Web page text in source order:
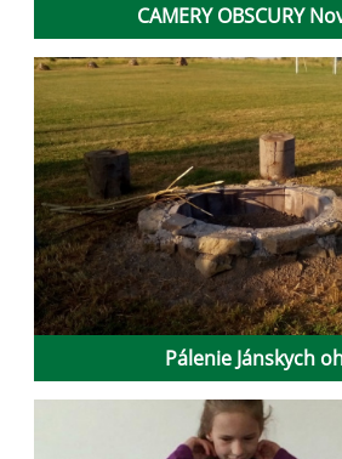
CAMERY OBSCURY
Pálenie Jánskych